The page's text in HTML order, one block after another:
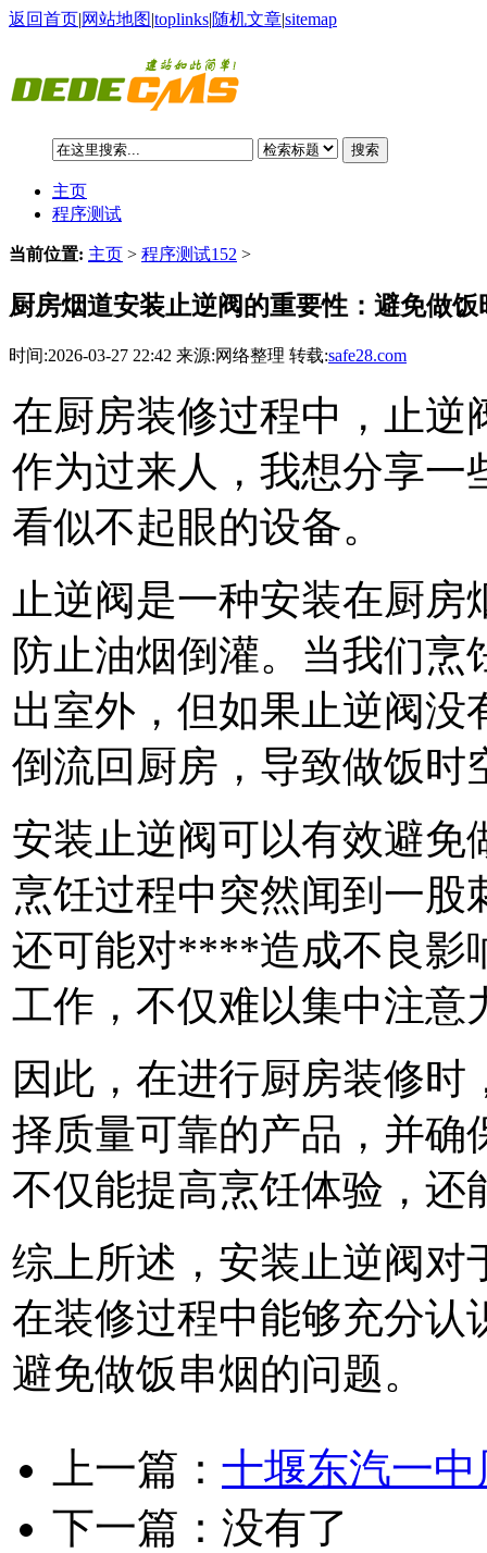
返回首页|网站地图|toplinks|随机文章|sitemap
搜索
主页
程序测试
当前位置: 主页 > 程序测试152 >
厨房烟道安装止逆阀的重要性：避免做饭
时间:2026-03-27 22:42 来源:网络整理 转载:safe28.com
在厨房装修过程中，止逆
作为过来人，我想分享一
看似不起眼的设备。
止逆阀是一种安装在厨
防止油烟倒灌。当我们
出室外，但如果止逆阀没
倒流回厨房，导致做饭时
安装止逆阀可以有效避免
烹饪过程中突然闻到一股
还可能对****造成不良影
工作，不仅难以集中注意
因此，在进行厨房装修
择质量可靠的产品，并确
不仅能提高烹饪体验，
综上所述，安装止逆阀对
在装修过程中能够充分认
避免做饭串烟的问题。
上一篇： 十堰东汽一
下一篇：没有了